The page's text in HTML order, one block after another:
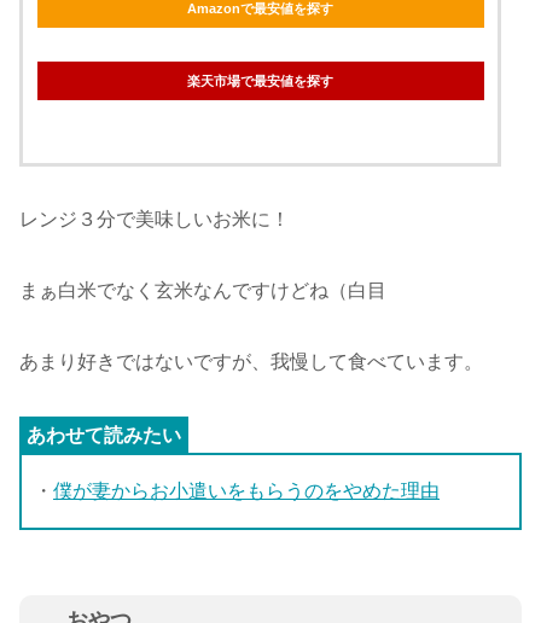
Amazonで最安値を探す
楽天市場で最安値を探す
レンジ３分で美味しいお米に！
まぁ白米でなく玄米なんですけどね（白目
あまり好きではないですが、我慢して食べています。
・ 僕が妻からお小遣いをもらうのをやめた理由